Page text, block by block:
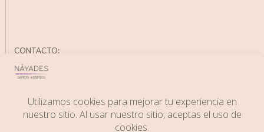
CONTACTO:
C/ Juan Aparicio, 14; 06400 Don Benito (Badajoz)
Phone:+34 671583697
Web: www.esteticanayades.es